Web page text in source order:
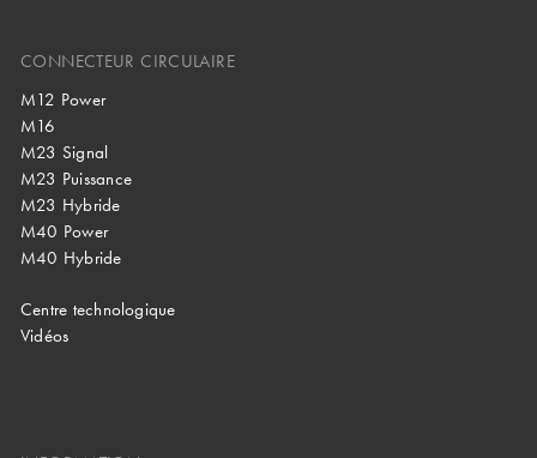
CONNECTEUR CIRCULAIRE
M12 Power
M16
M23 Signal
M23 Puissance
M23 Hybride
M40 Power
M40 Hybride
Centre technologique
Vidéos